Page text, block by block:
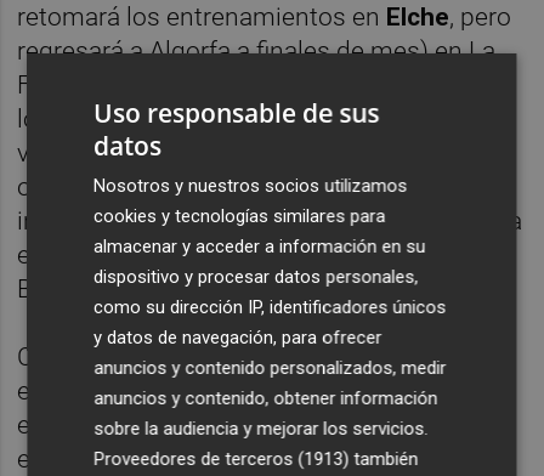
retomará los entrenamientos en Elche, pero
regresará a Algorfa a finales de mes) en La
Finca, poniendo el acento en la calidad de
los entrenamientos y la unión reinante en el
vestuario. "Ojalá esa unión que he notado en
otros equipos que luego han hecho cosas
importantes siga y vaya creciendo", señalaba
el lateral reconvertido en central por
Beccace.
Clerc recordaba que la pretemporada y,
especialmente los amistosos, permiten al
equipo "ponerse a tono": "Sabemos que nos
espera una liga muy larga y que tenemos
Uso responsable de sus
datos
Nosotros y nuestros socios utilizamos
cookies y tecnologías similares para
almacenar y acceder a información en su
dispositivo y procesar datos personales,
como su dirección IP, identificadores únicos
y datos de navegación, para ofrecer
anuncios y contenido personalizados, medir
anuncios y contenido, obtener información
sobre la audiencia y mejorar los servicios.
Proveedores de terceros (1913) también